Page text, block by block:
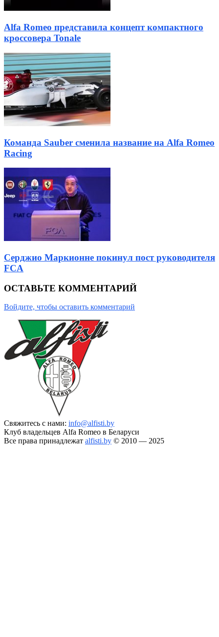
Alfa Romeo представила концепт компактного
кроссовера Tonale
Команда Sauber сменила название на Alfa Romeo
Racing
Серджио Маркионне покинул пост руководителя
FCA
ОСТАВЬТЕ КОММЕНТАРИЙ
Войдите, чтобы оставить комментарий
Свяжитесь с нами: info@alfisti.by
Клуб владельцев Alfa Romeo в Беларуси
Все права принадлежат alfisti.by © 2010 — 2025